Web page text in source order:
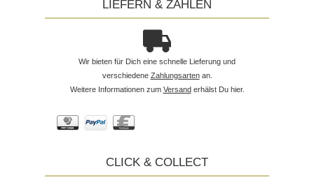
LIEFERN & ZAHLEN
Wir bieten für Dich eine schnelle Lieferung und
verschiedene Zahlungsartenan.
Weitere Informationen zum Versanderhälst Du hier.
CLICK & COLLECT